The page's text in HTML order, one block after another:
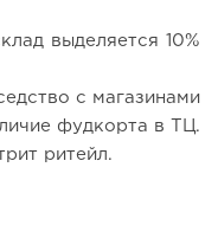
собственной
выделяется 10%
с магазинами
фудкорта в ТЦ.
ритейл.